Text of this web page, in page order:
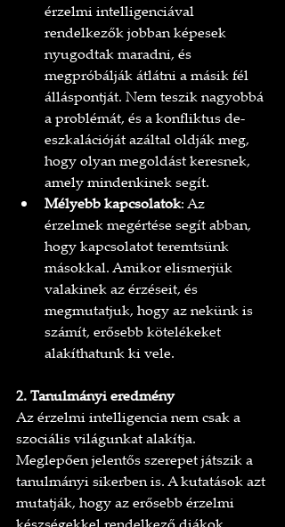
érzelmi intelligenciával
rendelkezők jobban képesek
nyugodtak maradni, és
megpróbálják átlátni a másik fél
álláspontját. Nem teszik nagyobbá
a problémát, és a konfliktus de-
eszkalációját azáltal oldják meg,
hogy olyan megoldást keresnek,
amely mindenkinek segít.
Mélyebb kapcsolatok: Az
érzelmek megértése segít abban,
hogy kapcsolatot teremtsünk
másokkal. Amikor elismerjük
valakinek az érzéseit, és
megmutatjuk, hogy az nekünk is
számít, erősebb kötelékeket
alakíthatunk ki vele.
2. Tanulmányi eredmény
Az érzelmi intelligencia nem csak a
szociális világunkat alakítja.
Meglepően jelentős szerepet játszik a
tanulmányi sikerben is. A kutatások azt
mutatják, hogy az erősebb érzelmi